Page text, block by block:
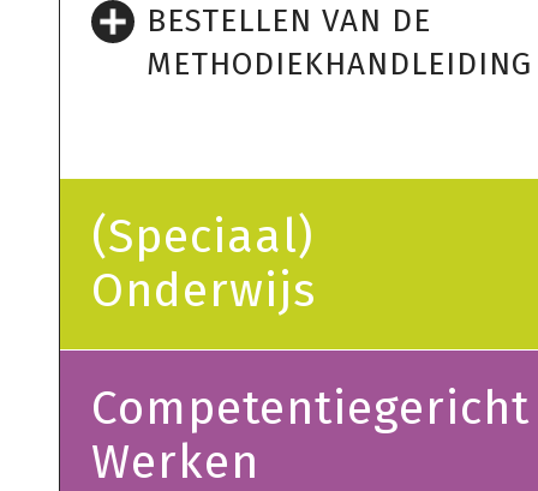
BESTELLEN VAN DE
METHODIEKHANDLEIDING
(Speciaal)
Onderwijs
Competentiegericht
Werken